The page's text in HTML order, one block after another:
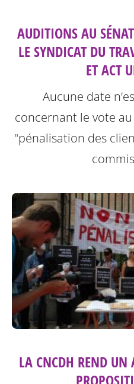
AUDITIONS AU
LE SYNDICAT DU
ET ACT
Aucune date
concernant le vote
"pénalisation des
LA CNCDH REND UN